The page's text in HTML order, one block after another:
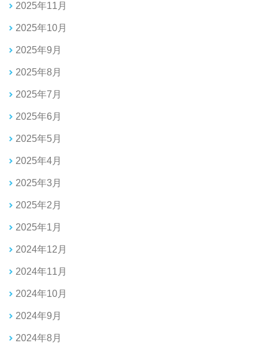
2025年11月
2025年10月
2025年9月
2025年8月
2025年7月
2025年6月
2025年5月
2025年4月
2025年3月
2025年2月
2025年1月
2024年12月
2024年11月
2024年10月
2024年9月
2024年8月